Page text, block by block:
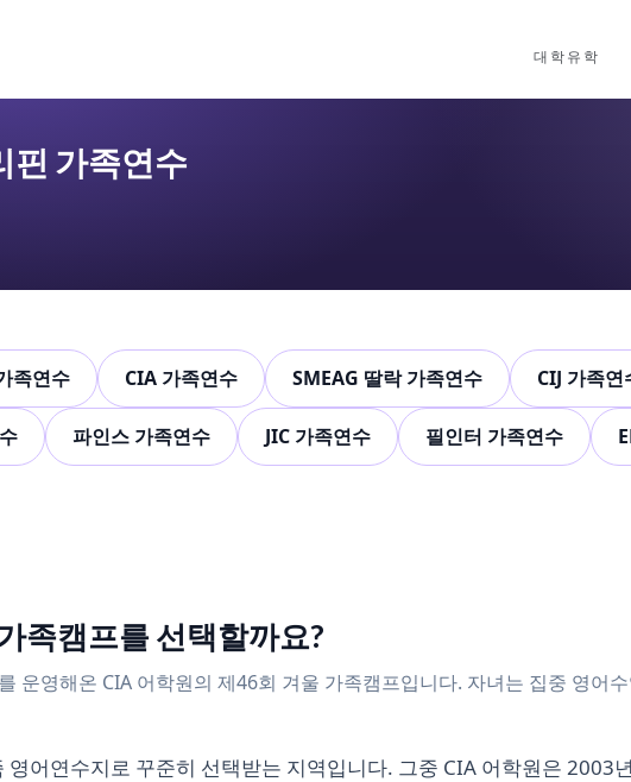
대학유학
핀 가족연수
족연수 CIA 가족연수 SMEAG 딸락 가족연수 CIJ 가족연
파인스 가족연수 JIC 가족연수 필인터 가족연수
족캠프를 선택할까요?
운영해온 CIA 어학원의 제46회 겨울 가족캠프입니다. 자녀는 집중 영어
영어연수지로 꾸준히 선택받는 지역입니다. 그중 CIA 어학원은 2003